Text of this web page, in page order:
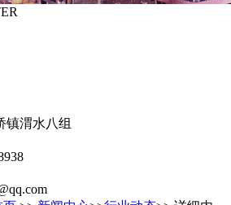
镇渭水八组